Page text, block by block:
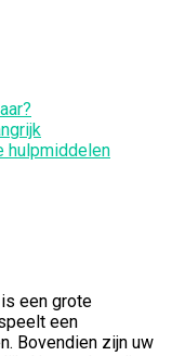
hulpmiddelen
een grote
een
Bovendien zijn uw